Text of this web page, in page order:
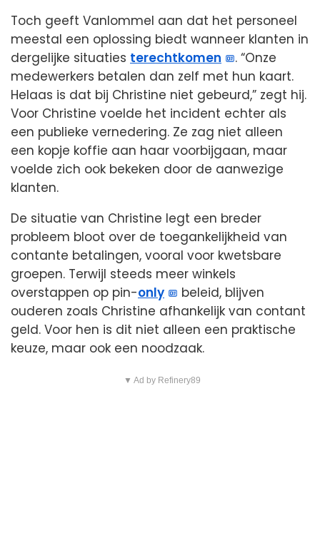
Toch geeft Vanlommel aan dat het personeel
meestal een oplossing biedt wanneer klanten in
dergelijke situaties terechtkomen
. “Onze
medewerkers betalen dan zelf met hun kaart.
Helaas is dat bij Christine niet gebeurd,” zegt hij.
Voor Christine voelde het incident echter als
een publieke vernedering. Ze zag niet alleen
een kopje koffie aan haar voorbijgaan, maar
voelde zich ook bekeken door de aanwezige
klanten.
De situatie van Christine legt een breder
probleem bloot over de toegankelijkheid van
contante betalingen, vooral voor kwetsbare
groepen. Terwijl steeds meer winkels
overstappen op pin-only
beleid, blijven
ouderen zoals Christine afhankelijk van contant
geld. Voor hen is dit niet alleen een praktische
keuze, maar ook een noodzaak.
▼ Ad by Refinery89